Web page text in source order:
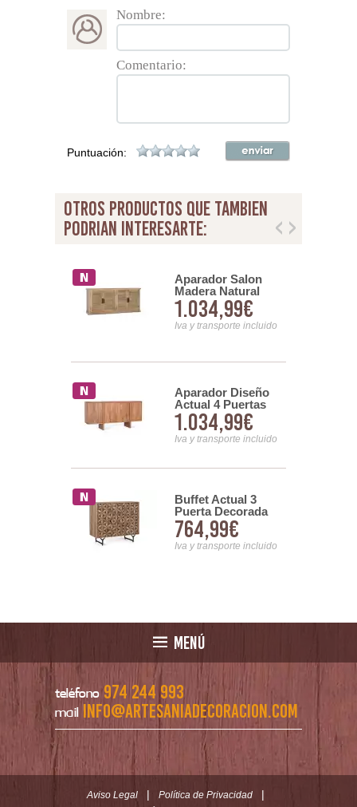
Nombre:
Comentario:
Puntuación:
otros productos que tambien
podrian interesarte:
Aparador Salon
Madera Natural
Grande 4 Puertas
Serie Ardisna
1.034,99€
Iva y transporte incluido
Aparador Diseño
Actual 4 Puertas
Madera de Acacia
Serie Adesol
1.034,99€
Iva y transporte incluido
Buffet Actual 3
Puerta Decorada
Bicolor Serie
Destrans
764,99€
Iva y transporte incluido
MENÚ
teléfono 974 244 993
mail info@artesaniadecoracion.com
Aviso Legal | Política de Privacidad |